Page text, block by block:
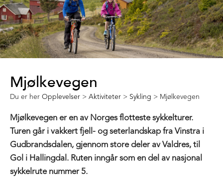
Mjølkevegen
Du er her Opplevelser > Aktiviteter > Sykling > Mjølkevegen
Mjølkevegen er en av Norges flotteste sykkelturer.
Turen går i vakkert fjell- og seterlandskap fra Vinstra i
Gudbrandsdalen, gjennom store deler av Valdres, til
Gol i Hallingdal. Ruten inngår som en del av nasjonal
sykkelrute nummer 5.